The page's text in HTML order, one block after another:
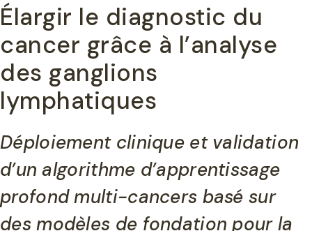
Élargir le diagnostic du
cancer grâce à l’analyse
des ganglions
lymphatiques
Déploiement clinique et validation
d’un algorithme d’apprentissage
profond multi-cancers basé sur
des modèles de fondation pour la